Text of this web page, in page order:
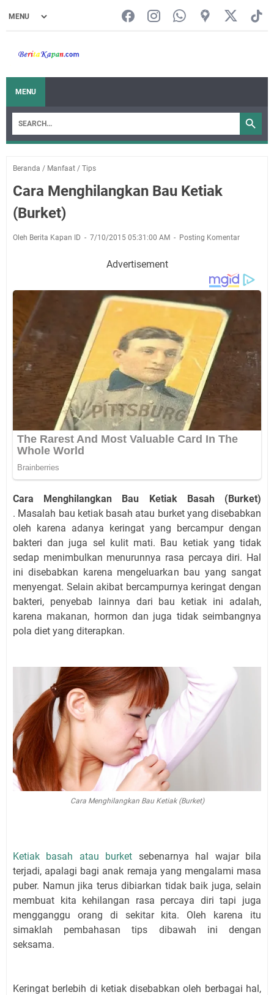
MENU
Beranda / Manfaat / Tips
Cara Menghilangkan Bau Ketiak
(Burket)
Oleh Berita Kapan ID 7/10/2015 05:31:00 AM Posting Komentar
Advertisement
Cara Menghilangkan Bau Ketiak Basah (Burket)
. Masalah bau ketiak basah atau burket yang disebabkan
oleh karena adanya keringat yang bercampur dengan
bakteri dan juga sel kulit mati. Bau ketiak yang tidak
sedap menimbulkan menurunnya rasa percaya diri. Hal
ini disebabkan karena mengeluarkan bau yang sangat
menyengat. Selain akibat bercampurnya keringat dengan
bakteri, penyebab lainnya dari bau ketiak ini adalah,
karena makanan, hormon dan juga tidak seimbangnya
pola diet yang diterapkan.
Cara Menghilangkan Bau Ketiak (Burket)
Ketiak basah atau burket sebenarnya hal wajar bila
terjadi, apalagi bagi anak remaja yang mengalami masa
puber. Namun jika terus dibiarkan tidak baik juga, selain
membuat kita kehilangan rasa percaya diri tapi juga
mengganggu orang di sekitar kita. Oleh karena itu
simaklah pembahasan tips dibawah ini dengan
seksama.
Keringat berlebih di ketiak disebabkan oleh berbagai hal,